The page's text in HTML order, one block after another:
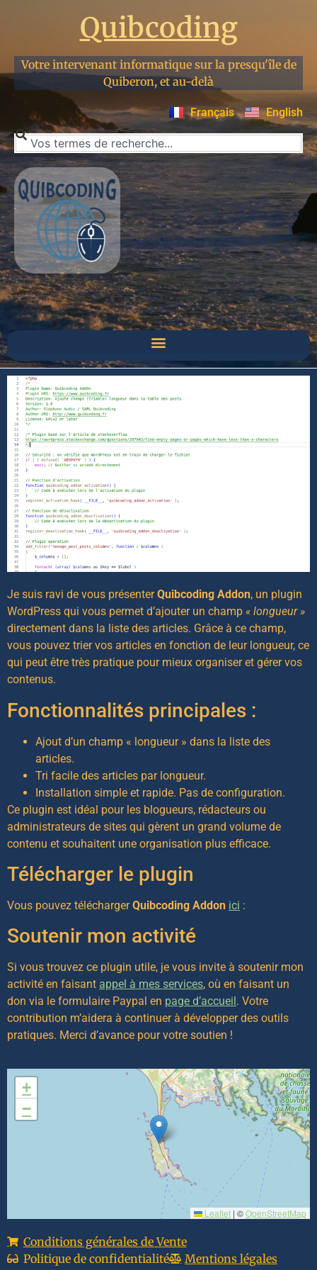
Quibcoding
Votre intervenant informatique sur la presqu'île de
Quiberon, et au-delà
Français English
Je suis ravi de vous présenterQuibcoding Addon, un plugin
WordPress qui vous permet d’ajouter un champ « longueur »
directement dans la liste des articles. Grâce à ce champ,
vous pouvez trier vos articles en fonction de leur longueur, ce
qui peut être très pratique pour mieux organiser et gérer vos
contenus.
Fonctionnalités principales :
Ajout d’un champ « longueur » dans la liste des
articles.
Tri facile des articles par longueur.
Installation simple et rapide. Pas de configuration.
Ce plugin est idéal pour les blogueurs, rédacteurs ou
administrateurs de sites qui gèrent un grand volume de
contenu et souhaitent une organisation plus efficace.
Télécharger le plugin
Vous pouvez téléchargerQuibcoding Addon ici :
Soutenir mon activité
Si vous trouvez ce plugin utile, je vous invite à soutenir mon
activité en faisant appel à mes services, où en faisant un
don via le formulaire Paypal en page d’accueil . Votre
contribution m’aidera à continuer à développer des outils
pratiques. Merci d’avance pour votre soutien !
+
−
Leaflet | ©OpenStreetMap
Conditions générales de Vente
Politique de confidentialité
Mentions légales